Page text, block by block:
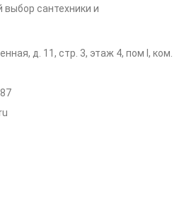
сантехники и
д. 11, стр. 3, этаж 4, пом I, ком.